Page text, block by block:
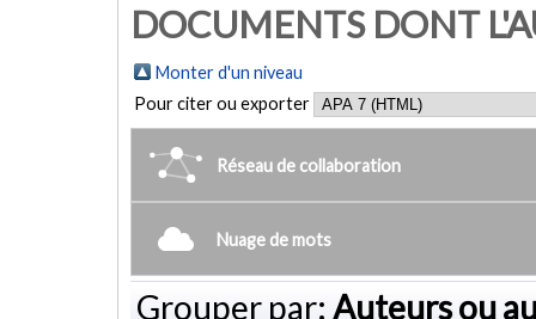
DOCUMENTS DONT
Monter d'un niveau
Pour citer ou exporter
Réseau de collaboration
Nuage de mots
Grouper par: Auteurs ou